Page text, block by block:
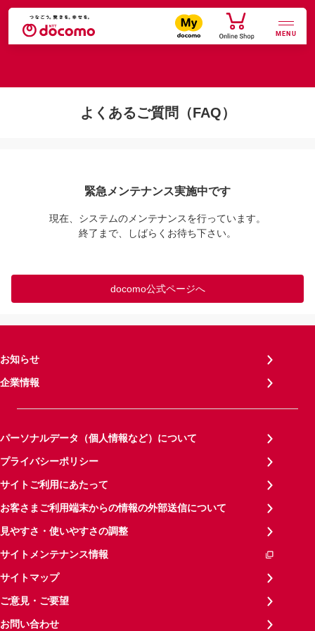
MENU
よくあるご質問（FAQ）
緊急メンテナンス実施中です
現在、システムのメンテナンスを行っています。
終了まで、しばらくお待ち下さい。
docomo公式ページへ
お知らせ
企業情報
パーソナルデータ（個人情報など）について
プライバシーポリシー
サイトご利用にあたって
お客さまご利用端末からの情報の外部送信について
見やすさ・使いやすさの調整
サイトメンテナンス情報
サイトマップ
ご意見・ご要望
お問い合わせ